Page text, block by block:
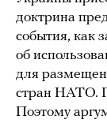
доктрина
события, как
об
для
стран НАТО.
Поэтому